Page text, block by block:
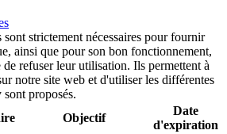
strictement nécessaires pour fournir
ainsi que pour son bon fonctionnement,
refuser leur utilisation. Ils permettent à
notre site web et d'utiliser les différentes
proposés.
Objectif
Date
d'expiration